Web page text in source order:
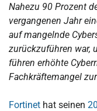
Nahezu 90 Prozent
vergangenen Jahr
auf mangelnde
zurückzuführen war,
führen erhöhte
Fachkräftemangel
Fortinet hat seinen